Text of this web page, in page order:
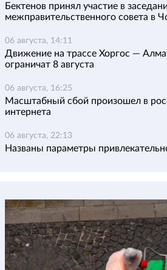
Бектенов принял участие в
межправительственного совета в
06 августа, 14:11
Движение на трассе Хоргос —
ограничат 8 августа
06 августа, 16:25
Масштабный сбой произошел в
интернета
06 августа, 22:13
Названы параметры